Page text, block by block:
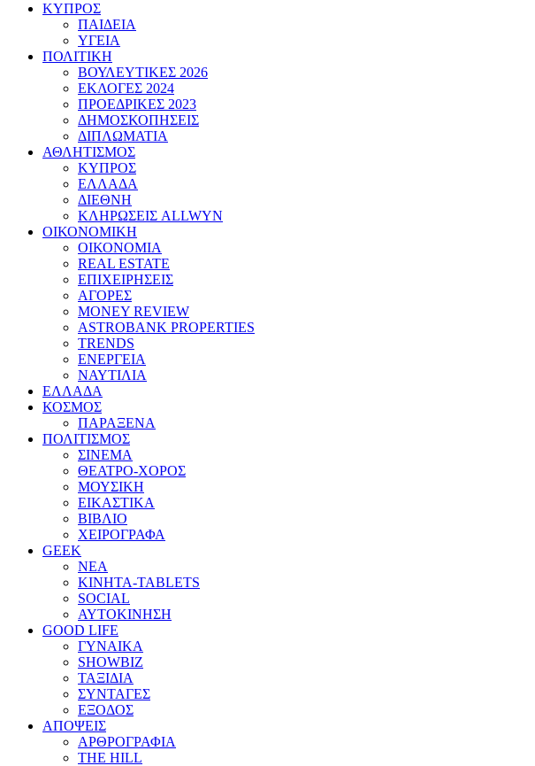
ΚΥΠΡΟΣ
ΠΑΙΔΕΙΑ
ΥΓΕΙΑ
ΠΟΛΙΤΙΚΗ
ΒΟΥΛΕΥΤΙΚΕΣ 2026
ΕΚΛΟΓΕΣ 2024
ΠΡΟΕΔΡΙΚΕΣ 2023
ΔΗΜΟΣΚΟΠΗΣΕΙΣ
ΔΙΠΛΩΜΑΤΙΑ
ΑΘΛΗΤΙΣΜΟΣ
ΚΥΠΡΟΣ
ΕΛΛΑΔΑ
ΔΙΕΘΝΗ
ΚΛΗΡΩΣΕΙΣ ALLWYN
ΟΙΚΟΝΟΜΙΚΗ
ΟΙΚΟΝΟΜΙΑ
REAL ESTATE
ΕΠΙΧΕΙΡΗΣΕΙΣ
ΑΓΟΡΕΣ
MONEY REVIEW
ASTROBANK PROPERTIES
TRENDS
ΕΝΕΡΓΕΙΑ
ΝΑΥΤΙΛΙΑ
ΕΛΛΑΔΑ
ΚΟΣΜΟΣ
ΠΑΡΑΞΕΝΑ
ΠΟΛΙΤΙΣΜΟΣ
ΣΙΝΕΜΑ
ΘΕΑΤΡΟ-ΧΟΡΟΣ
ΜΟΥΣΙΚΗ
ΕΙΚΑΣΤΙΚΑ
ΒΙΒΛΙΟ
ΧΕΙΡΟΓΡΑΦΑ
GEEK
ΝΕΑ
ΚΙΝΗΤΑ-TABLETS
SOCIAL
ΑΥΤΟΚΙΝΗΣΗ
GOOD LIFE
ΓΥΝΑΙΚΑ
SHOWBIZ
ΤΑΞΙΔΙΑ
ΣΥΝΤΑΓΕΣ
ΕΞΟΔΟΣ
ΑΠΟΨΕΙΣ
ΑΡΘΡΟΓΡΑΦΙΑ
THE HILL